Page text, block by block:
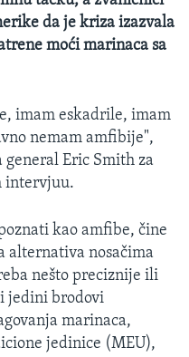
da je kriza izazvala
moći marinaca sa
imam eskadrile, imam
nemam amfibije",
Eric Smith za
intervjuu.
kao amfibe, čine
alternativa nosačima
nešto preciznije ili
jedini brodovi
marinaca,
jedinice (MEU),